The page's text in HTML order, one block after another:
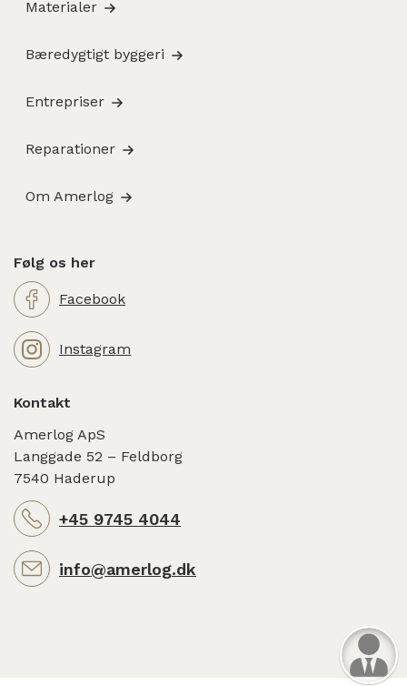
Materialer
Bæredygtigt byggeri
Entrepriser
Reparationer
Om Amerlog
Følg os her
Facebook
Instagram
Kontakt
Amerlog ApS
Langgade 52 – Feldborg
7540 Haderup
+45 9745 4044
info@amerlog.dk